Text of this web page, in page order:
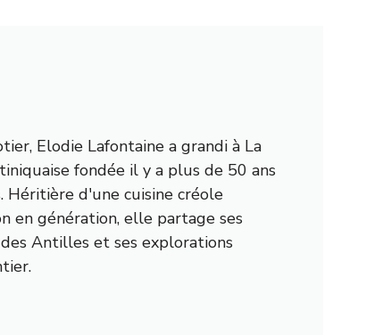
Elodie Lafontaine a grandi à La
fondée il y a plus de 50 ans
Héritière d'une cuisine créole
en génération, elle partage ses
Antilles et ses explorations